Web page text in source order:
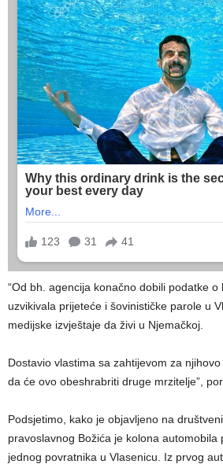
“Od bh. agencija konačno dobili podatke
uzvikivala prijeteće i šovinističke parole u
medijske izvještaje da živi u Njemačkoj.
Dostavio vlastima sa zahtijevom za
da će ovo obeshrabriti druge mrzitelje”,
Podsjetimo, kako je objavljeno na
pravoslavnog Božića je kolona automobila
jednog povratnika u Vlasenicu. Iz prvog